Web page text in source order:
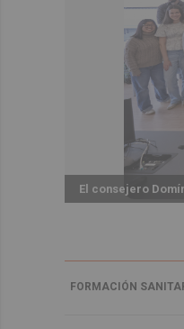
El consejero
FORMACIÓN